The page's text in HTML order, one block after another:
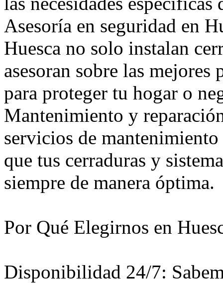
Asesoría en seguridad en
Huesca no solo instalan
asesoran sobre las mejores
para proteger tu hogar o
Mantenimiento y
servicios de
que tus cerraduras y
siempre de manera óptima.
Por Qué Elegirnos en
Disponibilidad 24/7: